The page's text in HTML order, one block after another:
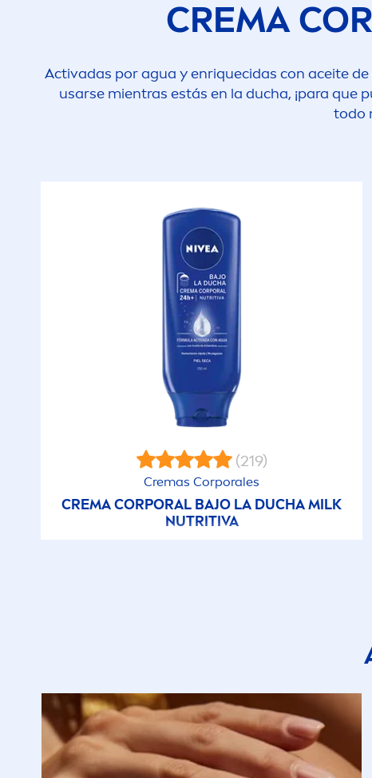
CREMA
Activadas por agua y enriquecidas con aceite de
usarse mientras estás en la ducha, ¡para que
todo
(219)
Cremas Corporales
CREMA CORPORAL BAJO LA DUCHA MILK
NUTRITIVA